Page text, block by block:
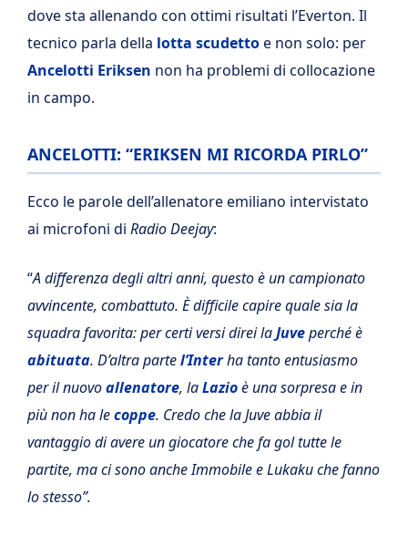
dove sta allenando con ottimi risultati l’Everton. Il
tecnico parla della lotta scudettoe non solo: per
Ancelotti Eriksen non ha problemi di collocazione
in campo.
ANCELOTTI: “ERIKSEN MI RICORDA PIRLO”
Ecco le parole dell’allenatore emiliano intervistato
ai microfoni di Radio Deejay:
“A differenza degli altri anni, questo è un campionato
avvincente, combattuto. È difficile capire quale sia la
squadra favorita: per certi versi direi laJuveperché è
abituata. D’altra partel’Interha tanto entusiasmo
per il nuovoallenatore, laLazioè una sorpresa e in
più non ha lecoppe. Credo che la Juve abbia il
vantaggio di avere un giocatore che fa gol tutte le
partite, ma ci sono anche Immobile e Lukaku che fanno
lo stesso”.